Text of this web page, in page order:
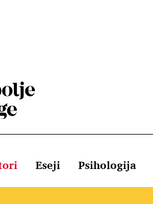
Eseji Psihologija